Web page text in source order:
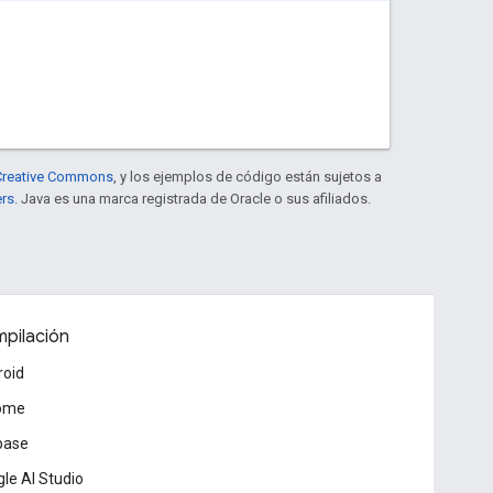
Commons , y los ejemplos de código están sujetos a
. Java es una marca registrada de Oracle o sus afiliados.
AI Studio